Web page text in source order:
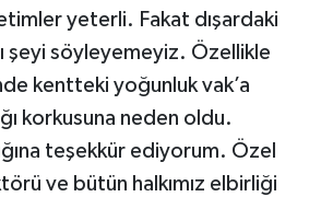
yeterli. Fakat dışardaki
şeyi söyleyemeyiz. Özellikle
kentteki yoğunluk vak’a
korkusuna neden oldu.
teşekkür ediyorum. Özel
ve bütün halkımız elbirliği